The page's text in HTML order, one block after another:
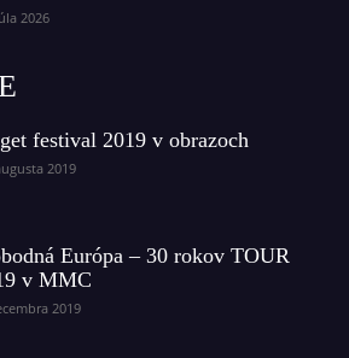
2026
festival 2019 v obrazoch
2019
Európa – 30 rokov TOUR
v MMC
2019